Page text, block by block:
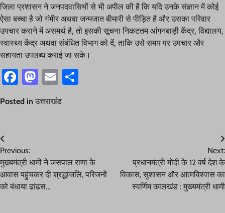
जिला प्रशासन ने जनपदवासियों से भी अपील की है कि यदि उनके संज्ञान में कोई
ऐसा बच्चा है जो गंभीर अथवा जन्मजात बीमारी से पीड़ित है और उसका परिवार
उपचार कराने में असमर्थ है, तो इसकी सूचना निकटतम आंगनबाड़ी केंद्र, विद्यालय,
स्वास्थ्य केंद्र अथवा संबंधित विभाग को दें, ताकि उसे समय पर उपचार और
सहायता उपलब्ध कराई जा सके।
Facebook
Mastodon
Email
Posted in उत्तराखंड
Post
navigation
Previous:
मुख्यमंत्री धामी ने जसपाल राणा के
आवास पहुंचकर दी श्रद्धांजलि, परिजनों
को बंधाया ढांढस…
Next:
प्रधानमंत्री मोदी के 12 वर्ष देश के
विकास, सुशासन और आत्मविश्वास का
स्वर्णिम कालखंड : मुख्यमंत्री धामी